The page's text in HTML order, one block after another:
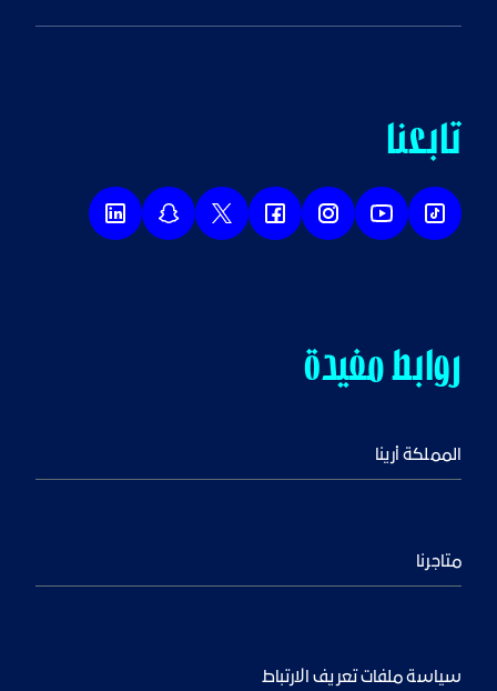
روابط مفيدة
المملكة أرينا
متاجرنا
تابعنا
سياسة ملفات تعريف الارتباط